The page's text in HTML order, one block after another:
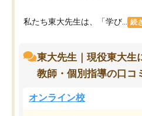
私たち東大先生は、「学び... 続
東大先生｜現役東大生
教師・個別指導の口コ
オンライン校